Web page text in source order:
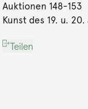
Auktionen 148-153
Kunst des 19. u.
Teilen